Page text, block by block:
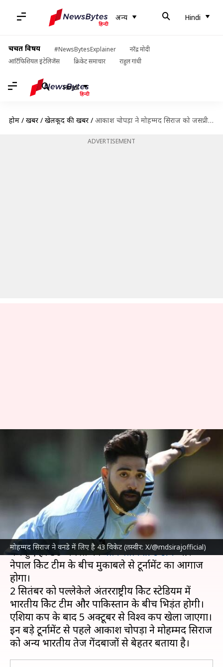
अन्य Hindi
चर्चित विषय #NewsBytesExplainer
नरेंद्र मोदी
आर्टिफिशियल इंटेलिजेंस
क्रिकेट समाचार राहुल गांधी
Hindi
होम / खबरें / खेलकूद की खबरें / आकाश चोपड़ा ने मोहम्मद सिराज को जसप्रीत बुमराह और मोहम्मद शमी से बेहतर बताया
ADVERTISEMENT
मोहम्मद सिराज ने वनडे में लिए है 43 विकेट (तस्वीर: X/@mdsirajofficial)
आकाश चोपड़ा ने मोहम्मद सिराज को
जसप्रीत बुमराह और मोहम्मद शमी से
Aug 27, 2023 04:07 pm
क्या है खबर?
आगामीएशिया कप क्रिकेटकी शुरुआत में अब कुछ ही दिन
बचे हुए हैं। 30 अगस्त कोपाकिस्तान क्रिकेट टीमऔर
नेपाल क्रिकेट टीम के बीच मुकाबले से टूर्नामेंट का आगाज
होगा।
2 सितंबर को पल्लेकेले अंतरराष्ट्रीय क्रिकेट स्टेडियम में
भारतीय क्रिकेट टीम और पाकिस्तान के बीच भिड़ंत होगी।
एशिया कप के बाद 5 अक्टूबर से विश्व कप खेला जाएगा।
इन बड़े टूर्नामेंट से पहले आकाश चोपड़ा ने मोहम्मद सिराज